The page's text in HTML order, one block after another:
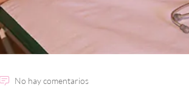
No hay comentarios